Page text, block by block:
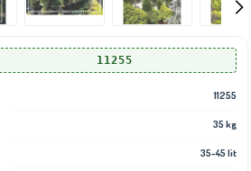
11255
11255
35 kg
35-45 lit